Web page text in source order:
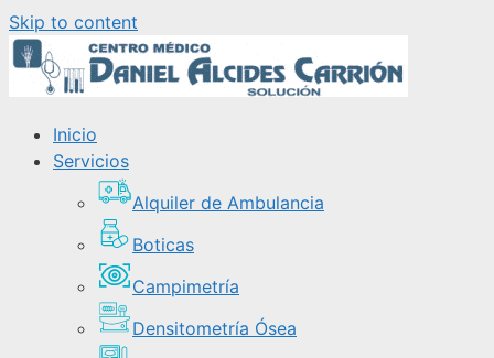
Skip to content
Inicio
Servicios
Alquiler de Ambulancia
Boticas
Campimetría
Densitometría Ósea